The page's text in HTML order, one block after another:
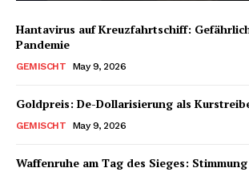
Hantavirus auf Kreuzfahrtschiff:
Pandemie
GEMISCHT May 9, 2026
Goldpreis: De-Dollarisierung als
GEMISCHT May 9, 2026
Waffenruhe am Tag des Sieges: